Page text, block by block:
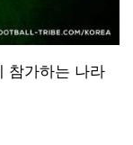
참가하는 나라